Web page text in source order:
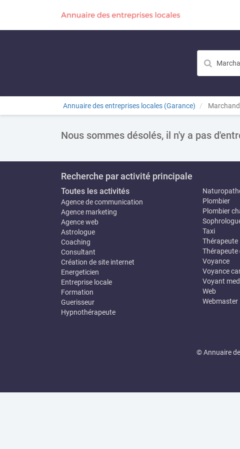
Annuaire des entreprises locales (Garance)
Nous sommes désolés, il n'y a pas
Recherche par activité principale
Toutes les activités
Agence de communication
Agence marketing
Agence web
Astrologue
Coaching
Consultant
Création de site internet
Energeticien
Entreprise locale
Formation
Guerisseur
Hypnothérapeute
Plombier
Plombier
Taxi
Thérapeute
Thérapeute
Voyance
Voyance
Voyant
Web
Webmaster
© Annuaire